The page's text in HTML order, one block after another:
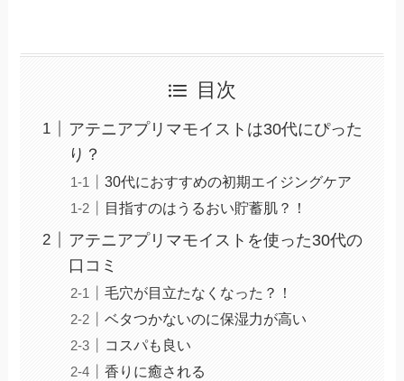
目次
アテニアプリマモイストは30代にぴった
り？
30代におすすめの初期エイジングケア
目指すのはうるおい貯蓄肌？！
アテニアプリマモイストを使った30代の
口コミ
毛穴が目立たなくなった？！
ベタつかないのに保湿力が高い
コスパも良い
香りに癒される